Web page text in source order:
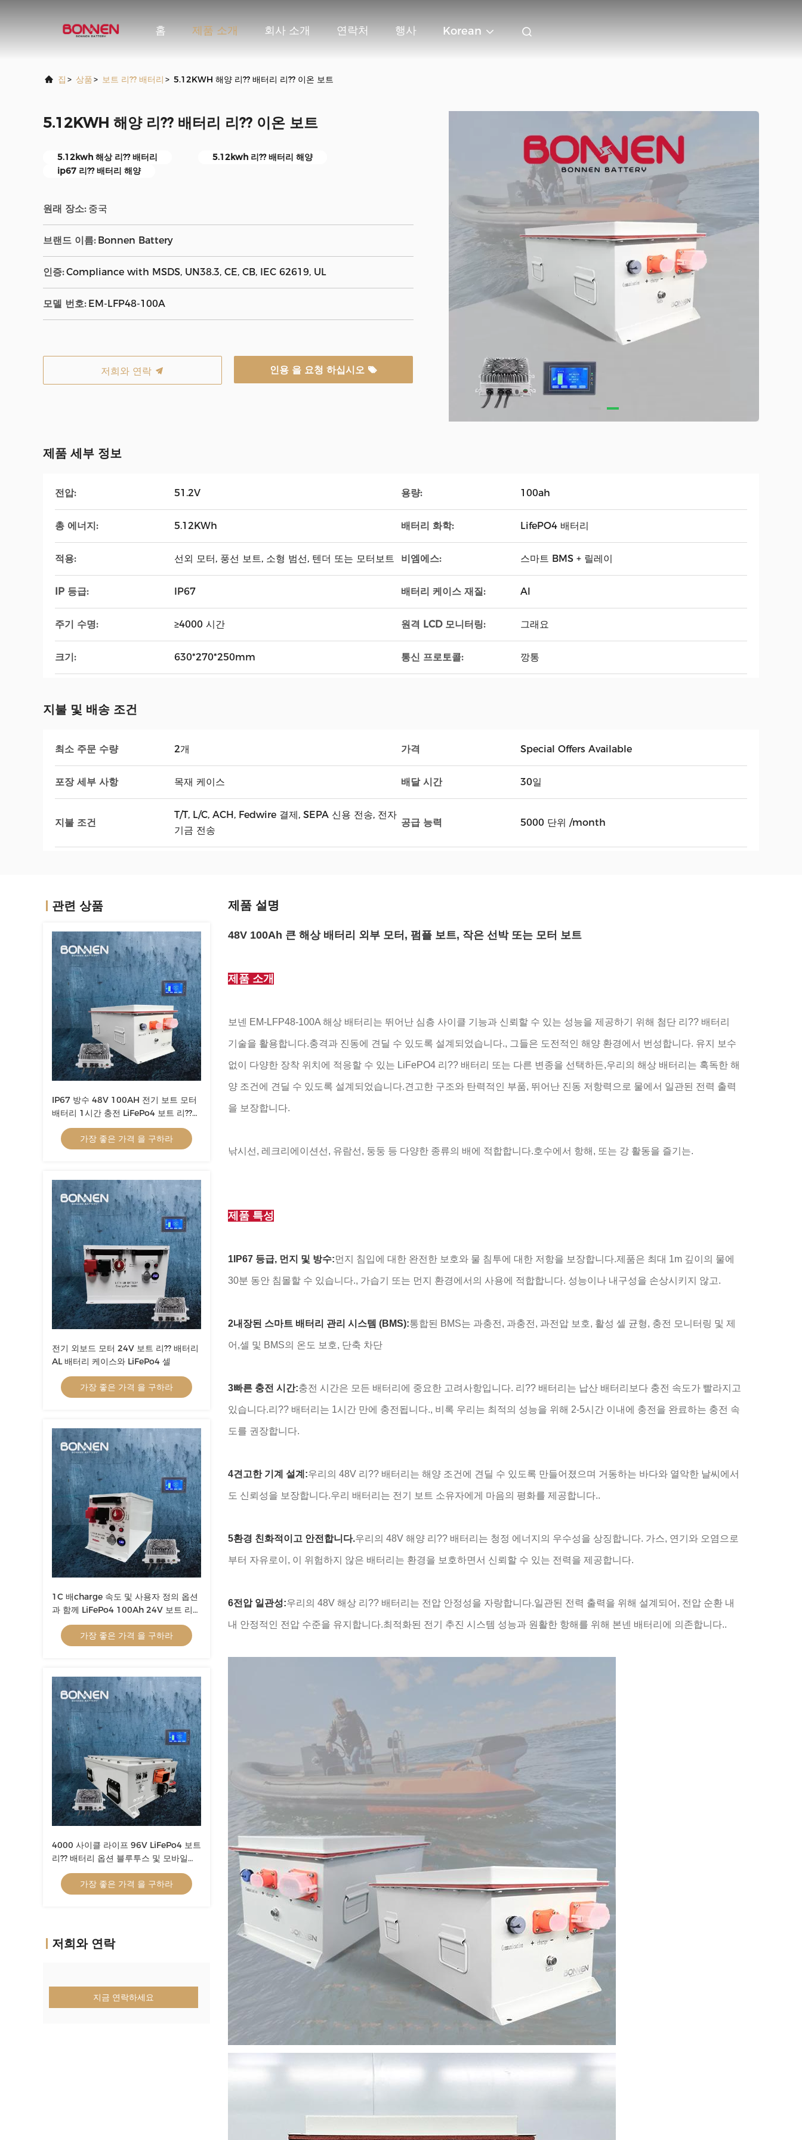
홈 제품 소개 회사 소개 연락처 행사 Korean
집 > 상품> 보트 리?? 배터리 > 5.12KWH 해양 리?? 배터리 리?? 이온 보트
5.12KWH 해양 리?? 배터리 리?? 이온 보트
5.12kwh 해상 리?? 배터리
5.12kwh 리?? 배터리 해양
ip67 리?? 배터리 해양
원래 장소: 중국
브랜드 이름: Bonnen Battery
인증: Compliance with MSDS, UN38.3, CE, CB, IEC 62619, UL
모델 번호: EM-LFP48-100A
저희와 연락 인용 을 요청 하십시오
제품 세부 정보
전압: 51.2V 용량: 100ah
총 에너지: 5.12KWh 배터리 화학: LifePO4 배터리
적용: 선외 모터, 풍선 보트, 소형 범선, 텐더 또는 모터보트 비엠에스: 스마트 BMS + 릴레이
IP 등급: IP67 배터리 케이스 재질: Al
주기 수명: ≥4000 시간 원격 LCD 모니터링: 그래요
크기: 630*270*250mm 통신 프로토콜: 깡통
지불 및 배송 조건
최소 주문 수량 2개 가격 Special Offers Available
포장 세부 사항 목재 케이스 배달 시간 30일
지불 조건
T/T, L/C, ACH, Fedwire 결제, SEPA 신용 전송, 전자
기금 전송
공급 능력 5000 단위 /month
관련 상품
IP67 방수 48V 100AH 전기 보트 모터
배터리 1시간 충전 LiFePo4 보트 리??
배터리
가장 좋은 가격 을 구하라
전기 외보드 모터 24V 보트 리?? 배터리
AL 배터리 케이스와 LiFePo4 셀
가장 좋은 가격 을 구하라
1C 배charge 속도 및 사용자 정의 옵션
과 함께 LiFePo4 100Ah 24V 보트 리??
배터리
가장 좋은 가격 을 구하라
4000 사이클 라이프 96V LiFePo4 보트
리?? 배터리 옵션 블루투스 및 모바일
APP
가장 좋은 가격 을 구하라
저희와 연락
지금 연락하세요
제품 설명
48V 100Ah 큰 해상 배터리 외부 모터, 펌플 보트, 작은 선박 또는 모터 보트
제품 소개
보넨 EM-LFP48-100A 해상 배터리는 뛰어난 심층 사이클 기능과 신뢰할 수 있는 성능을 제공하기 위해 첨단 리?? 배터리
기술을 활용합니다.충격과 진동에 견딜 수 있도록 설계되었습니다., 그들은 도전적인 해양 환경에서 번성합니다. 유지 보수
없이 다양한 장착 위치에 적응할 수 있는 LiFePO4 리?? 배터리 또는 다른 변종을 선택하든,우리의 해상 배터리는 혹독한 해
양 조건에 견딜 수 있도록 설계되었습니다.견고한 구조와 탄력적인 부품, 뛰어난 진동 저항력으로 물에서 일관된 전력 출력
을 보장합니다.
낚시선, 레크리에이션선, 유람선, 둥둥 등 다양한 종류의 배에 적합합니다.호수에서 항해, 또는 강 활동을 즐기는.
제품 특성
1IP67 등급, 먼지 및 방수:먼지 침입에 대한 완전한 보호와 물 침투에 대한 저항을 보장합니다.제품은 최대 1m 깊이의 물에
30분 동안 침몰할 수 있습니다., 가습기 또는 먼지 환경에서의 사용에 적합합니다. 성능이나 내구성을 손상시키지 않고.
2내장된 스마트 배터리 관리 시스템 (BMS):통합된 BMS는 과충전, 과충전, 과전압 보호, 활성 셀 균형, 충전 모니터링 및 제
어,셀 및 BMS의 온도 보호, 단축 차단
3빠른 충전 시간:충전 시간은 모든 배터리에 중요한 고려사항입니다. 리?? 배터리는 납산 배터리보다 충전 속도가 빨라지고
있습니다.리?? 배터리는 1시간 만에 충전됩니다., 비록 우리는 최적의 성능을 위해 2-5시간 이내에 충전을 완료하는 충전 속
도를 권장합니다.
4견고한 기계 설계:우리의 48V 리?? 배터리는 해양 조건에 견딜 수 있도록 만들어졌으며 거동하는 바다와 열악한 날씨에서
도 신뢰성을 보장합니다.우리 배터리는 전기 보트 소유자에게 마음의 평화를 제공합니다..
5환경 친화적이고 안전합니다.우리의 48V 해양 리?? 배터리는 청정 에너지의 우수성을 상징합니다. 가스, 연기와 오염으로
부터 자유로이, 이 위험하지 않은 배터리는 환경을 보호하면서 신뢰할 수 있는 전력을 제공합니다.
6전압 일관성:우리의 48V 해상 리?? 배터리는 전압 안정성을 자랑합니다.일관된 전력 출력을 위해 설계되어, 전압 순환 내
내 안정적인 전압 수준을 유지합니다.최적화된 전기 추진 시스템 성능과 원활한 항해를 위해 본넨 배터리에 의존합니다..